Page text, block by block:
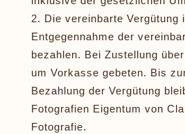
Die vereinbarte Vergütung
Entgegennahme der
bezahlen. Bei Zustellung
um Vorkasse gebeten. Bis
Bezahlung der Vergütung
Fotografien Eigentum von
Fotografie.